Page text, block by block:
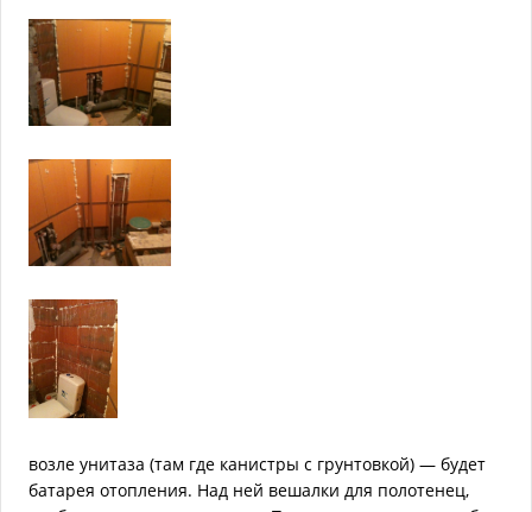
возле унитаза (там где канистры с грунтовкой) — будет
батарея отопления. Над ней вешалки для полотенец,